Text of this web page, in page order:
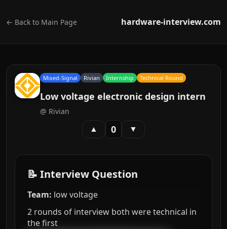
← Back to Main Page hardware-interview.com
Mixed-Signal Rivian Internship Technical Round
Low voltage electronic design intern
@ Rivian
▲ 0 ▼
📝 Interview Question
Team: low voltage
2 rounds of interview both were technical in
the first